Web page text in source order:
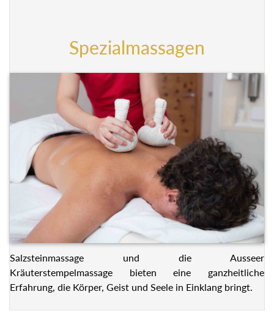
Spezialmassagen
Salzsteinmassage und die Ausseer
Kräuterstempelmassage bieten eine ganzheitliche
Erfahrung, die Körper, Geist und Seele in Einklang bringt.